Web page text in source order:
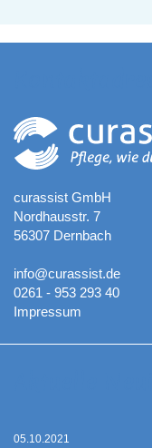
curassist GmbH
Nordhausstr. 7
56307 Dernbach
info@curassist.de
0261 - 953 293 40
Impressum
05.10.2021